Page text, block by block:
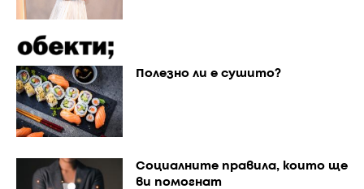
Полезно ли е сушито?
Социалните правила, които ще
ви помогнат